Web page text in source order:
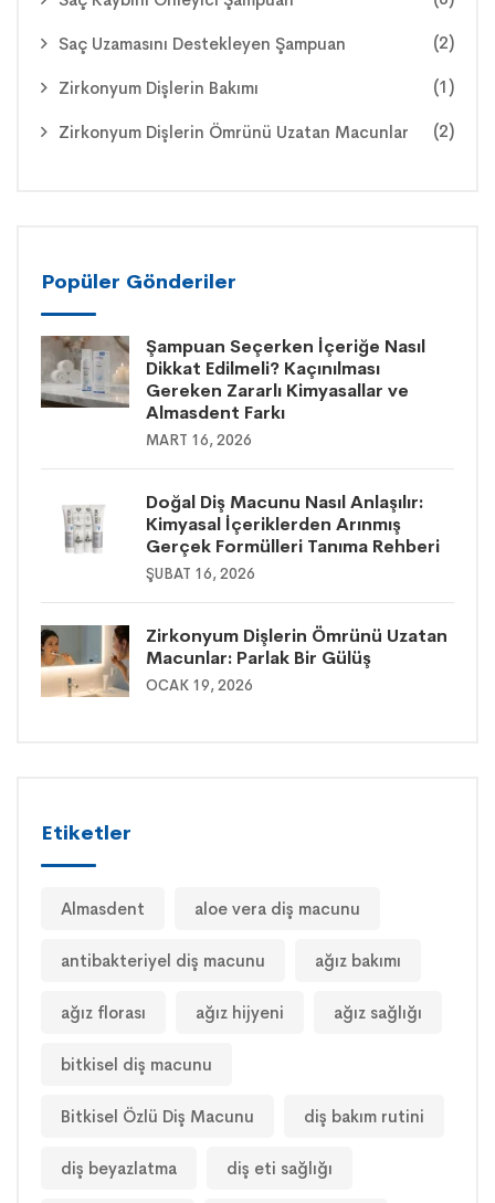
Saç Uzamasını Destekleyen Şampuan (2)
Zirkonyum Dişlerin Bakımı (1)
Zirkonyum Dişlerin Ömrünü Uzatan Macunlar (2)
Popüler Gönderiler
Şampuan Seçerken İçeriğe Nasıl
Dikkat Edilmeli? Kaçınılması
Gereken Zararlı Kimyasallar ve
Almasdent Farkı
MART 16, 2026
Doğal Diş Macunu Nasıl Anlaşılır:
Kimyasal İçeriklerden Arınmış
Gerçek Formülleri Tanıma Rehberi
ŞUBAT 16, 2026
Zirkonyum Dişlerin Ömrünü Uzatan
Macunlar: Parlak Bir Gülüş
OCAK 19, 2026
Etiketler
Almasdent aloe vera diş macunu
antibakteriyel diş macunu ağız bakımı
ağız florası ağız hijyeni ağız sağlığı
bitkisel diş macunu
Bitkisel Özlü Diş Macunu diş bakım rutini
diş beyazlatma diş eti sağlığı